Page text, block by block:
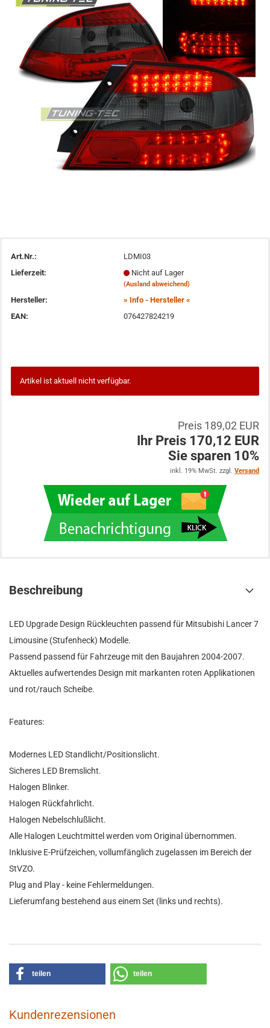
Art.Nr.:
LDMI03
Lieferzeit:
Nicht auf Lager
(Ausland abweichend)
Hersteller:
» Info - Hersteller «
EAN:
076427824219
Artikel ist aktuell nicht verfügbar.
Preis 189,02 EUR
Ihr Preis 170,12 EUR
Sie sparen 10%
inkl. 19% MwSt. zzgl. Versand
Beschreibung
LED Upgrade Design Rückleuchten passend für Mitsubishi Lancer 7
Limousine (Stufenheck) Modelle.
Passend passend für Fahrzeuge mit den Baujahren 2004-2007.
Aktuelles aufwertendes Design mit markanten roten Applikationen
und rot/rauch Scheibe.
Features:
Modernes LED Standlicht/Positionslicht.
Sicheres LED Bremslicht.
Halogen Blinker.
Halogen Rückfahrlicht.
Halogen Nebelschlußlicht.
Alle Halogen Leuchtmittel werden vom Original übernommen.
Inklusive E-Prüfzeichen, vollumfänglich zugelassen im Bereich der
StVZO.
Plug and Play - keine Fehlermeldungen.
Lieferumfang bestehend aus einem Set (links und rechts).
teilen teilen
Kundenrezensionen